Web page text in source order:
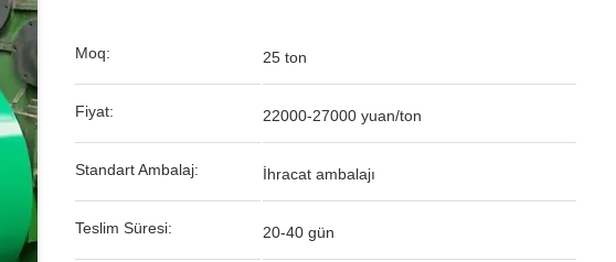
Moq: 25 ton
Fiyat: 22000-27000 yuan/ton
Standart Ambalaj: İhracat ambalajı
Teslim Süresi: 20-40 gün